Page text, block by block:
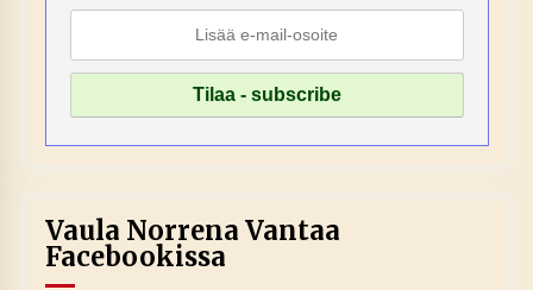
Vaula Norrena Vantaa
Facebookissa